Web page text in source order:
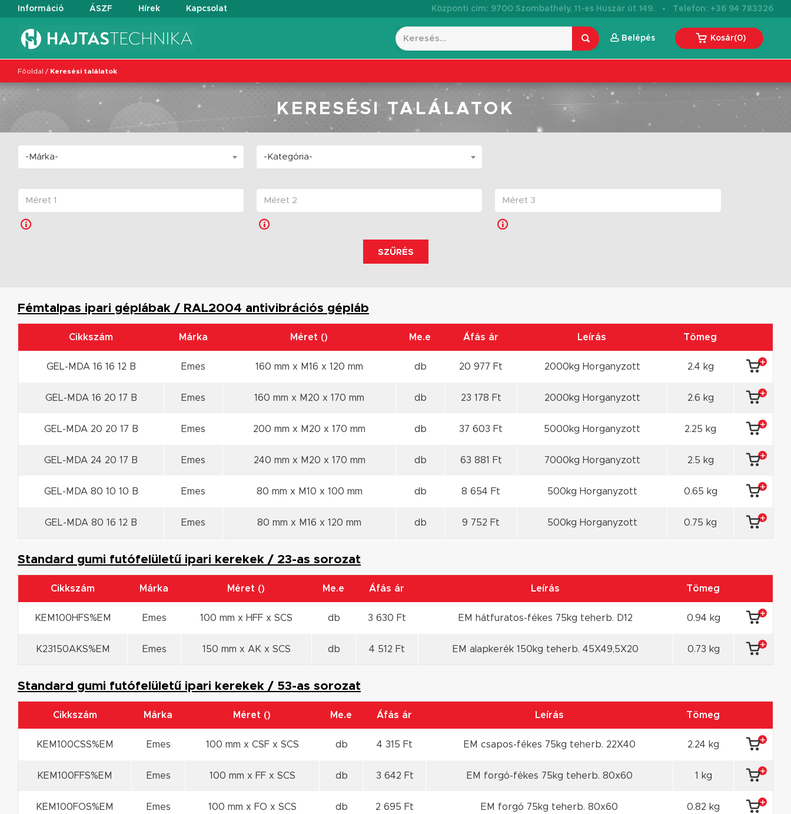
Információ ÁSZF Hírek Kapcsolat Központi cím: 9700 Szombathely, 11-es Huszár út 149. · Telefon: +36 94 783326
Belépés Kosár(0)
Főoldal / Keresési találatok
KERESÉSI TALÁLATOK
-Márka- -Kategória-
SZŰRÉS
Fémtalpas ipari géplábak / RAL2004 antivibrációs gépláb
Cikkszám Márka Méret () Me.e Áfás ár Leírás Tömeg
GEL-MDA 16 16 12 B Emes 160 mm x M16 x 120 mm db 20 977 Ft 2000kg Horganyzott 2.4 kg
GEL-MDA 16 20 17 B Emes 160 mm x M20 x 170 mm db 23 178 Ft 2000kg Horganyzott 2.6 kg
GEL-MDA 20 20 17 B Emes 200 mm x M20 x 170 mm db 37 603 Ft 5000kg Horganyzott 2.25 kg
GEL-MDA 24 20 17 B Emes 240 mm x M20 x 170 mm db 63 881 Ft 7000kg Horganyzott 2.5 kg
GEL-MDA 80 10 10 B Emes 80 mm x M10 x 100 mm db 8 654 Ft 500kg Horganyzott 0.65 kg
GEL-MDA 80 16 12 B Emes 80 mm x M16 x 120 mm db 9 752 Ft 500kg Horganyzott 0.75 kg
Standard gumi futófelületű ipari kerekek / 23-as sorozat
Cikkszám Márka Méret () Me.e Áfás ár Leírás Tömeg
KEM100HFS%EM Emes 100 mm x HFF x SCS db 3 630 Ft EM hátfuratos-fékes 75kg teherb. D12 0.94 kg
K23150AKS%EM Emes 150 mm x AK x SCS db 4 512 Ft EM alapkerék 150kg teherb. 45X49,5X20 0.73 kg
Standard gumi futófelületű ipari kerekek / 53-as sorozat
Cikkszám Márka Méret () Me.e Áfás ár Leírás Tömeg
KEM100CSS%EM Emes 100 mm x CSF x SCS db 4 315 Ft EM csapos-fékes 75kg teherb. 22X40 2.24 kg
KEM100FFS%EM Emes 100 mm x FF x SCS db 3 642 Ft EM forgó-fékes 75kg teherb. 80x60 1 kg
KEM100FOS%EM Emes 100 mm x FO x SCS db 2 695 Ft EM forgó 75kg teherb. 80x60 0.82 kg